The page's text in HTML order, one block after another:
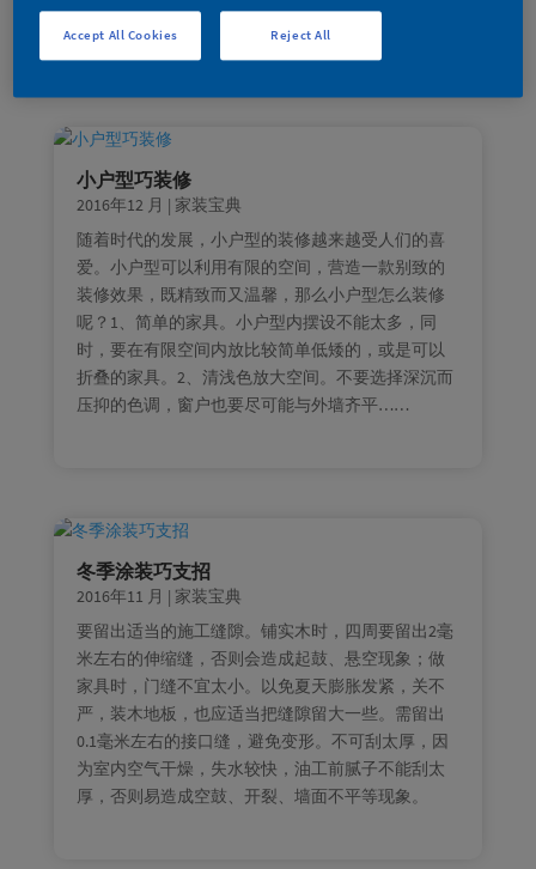
奋、高贵之感。
小户型巧装修
2016年12 月 | 家装宝典
随着时代的发展，小户型的装修越来越受人们的喜
爱。小户型可以利用有限的空间，营造一款别致的
装修效果，既精致而又温馨，那么小户型怎么装修
呢？1、简单的家具。小户型内摆设不能太多，同
时，要在有限空间内放比较简单低矮的，或是可以
折叠的家具。2、清浅色放大空间。不要选择深沉而
压抑的色调，窗户也要尽可能与外墙齐平……
冬季涂装巧支招
2016年11 月 | 家装宝典
要留出适当的施工缝隙。铺实木时，四周要留出2毫
米左右的伸缩缝，否则会造成起鼓、悬空现象；做
家具时，门缝不宜太小。以免夏天膨胀发紧，关不
严，装木地板，也应适当把缝隙留大一些。需留出
0.1毫米左右的接口缝，避免变形。不可刮太厚，因
为室内空气干燥，失水较快，油工前腻子不能刮太
厚，否则易造成空鼓、开裂、墙面不平等现象。
Reject All
Accept All Cookies